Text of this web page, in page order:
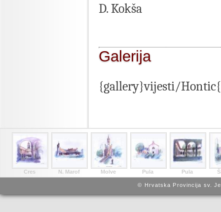
D. Kokša
Galerija
{gallery}vijesti/
Cres N. Marof Molve Pula Pula
© Hrvatska Provincija sv.